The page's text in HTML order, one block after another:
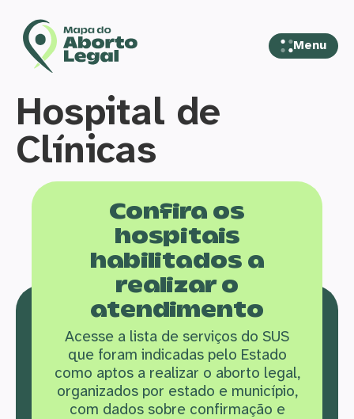
Menu
Hospital de
Clínicas
Confira os
hospitais
habilitados a
realizar o
atendimento
Acesse a lista de serviços do SUS
que foram indicadas pelo Estado
como aptos a realizar o aborto legal,
organizados por estado e município,
com dados sobre confirmação e